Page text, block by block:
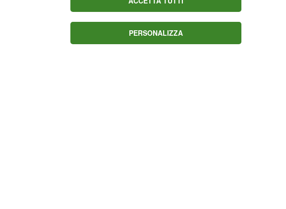
uno degli uomini più
PERSONALIZZA